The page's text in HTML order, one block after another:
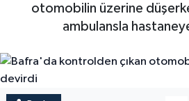
otomobilin üzerine
ambulansla hastaneye